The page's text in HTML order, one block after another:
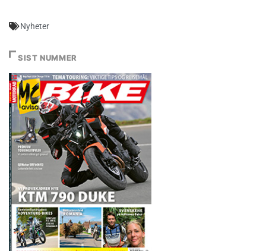
Nyheter
SIST NUMMER